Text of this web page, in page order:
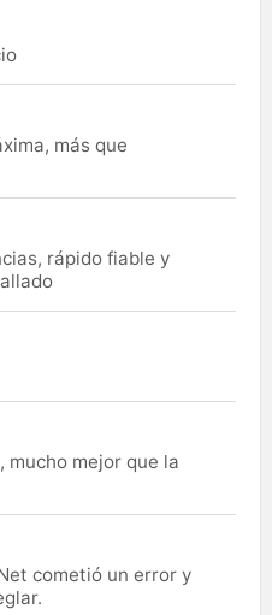
más que
rápido fiable y
mucho mejor que la
cometió un error y